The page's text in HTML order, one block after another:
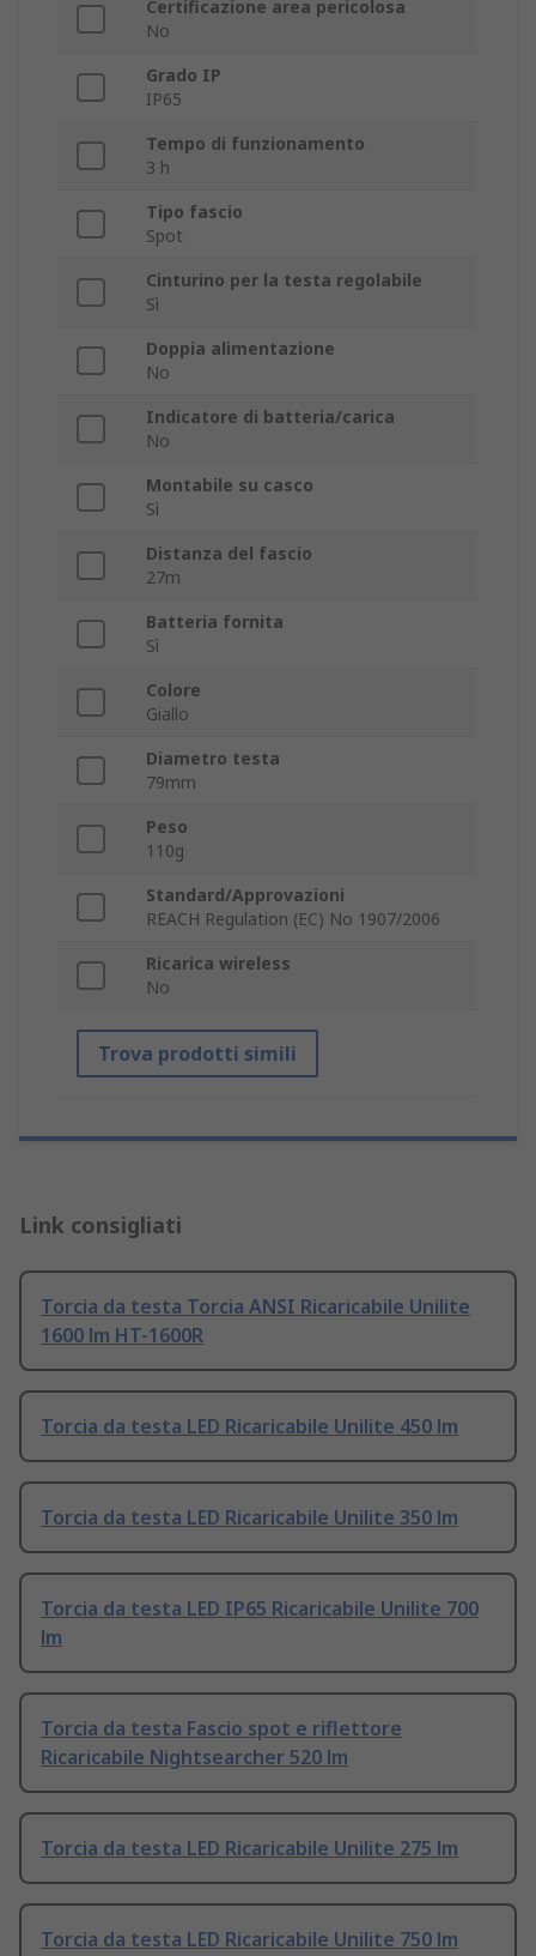
Certificazione area pericolosa
No
Grado IP
IP65
Tempo di funzionamento
3 h
Tipo fascio
Spot
Cinturino per la testa regolabile
Sì
Doppia alimentazione
No
Indicatore di batteria/carica
No
Montabile su casco
Sì
Distanza del fascio
27m
Batteria fornita
Sì
Colore
Giallo
Diametro testa
79mm
Peso
110g
Standard/Approvazioni
REACH Regulation (EC) No 1907/2006
Ricarica wireless
No
Trova prodotti simili
Link consigliati
Torcia da testa Torcia ANSI Ricaricabile Unilite
1600 lm HT-1600R
Torcia da testa LED Ricaricabile Unilite 450 lm
Torcia da testa LED Ricaricabile Unilite 350 lm
Torcia da testa LED IP65 Ricaricabile Unilite 700
lm
Torcia da testa Fascio spot e riflettore
Ricaricabile Nightsearcher 520 lm
Torcia da testa LED Ricaricabile Unilite 275 lm
Torcia da testa LED Ricaricabile Unilite 750 lm